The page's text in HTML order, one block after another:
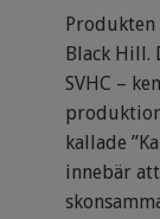
Produkten
Black Hill.
SVHC –
kallade
innebär